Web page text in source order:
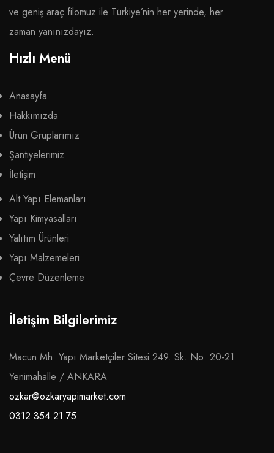
ve geniş araç filomuz ile Türkiye’nin her yerinde, her
zaman yanınızdayız.
Hızlı Menü
Anasayfa
Hakkımızda
Ürün Gruplarımız
Şantiyelerimiz
İletişim
Alt Yapı Elemanları
Yapı Kimyasalları
Yalıtım Ürünleri
Yapı Malzemeleri
Çevre Düzenleme
İletişim Bilgilerimiz
Macun Mh. Yapı Marketçiler Sitesi 249. Sk. No: 20-21
Yenimahalle / ANKARA
ozkar@ozkaryapimarket.com
0312 354 21 75